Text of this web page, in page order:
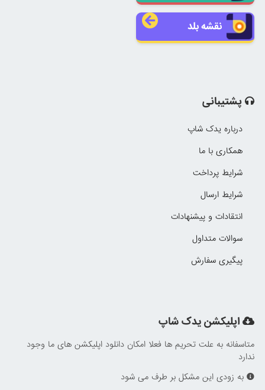
نقشه بلد
پشتیبانی
درباره یدک شاپ
همکاری با ما
شرایط پرداخت
شرایط ارسال
انتقادات و پیشنهادات
سوالات متداول
پیگیری سفارش
اپلیکشن یدک شاپ
متاسفانه به علت تحریم ها فعلا امکان دانلود اپلیکشن های ما وجود
ندارد
به زودی این مشکل بر طرف می شود